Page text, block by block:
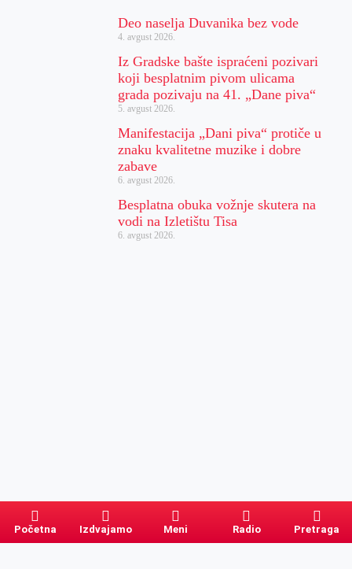
Deo naselja Duvanika bez vode
4. avgust 2026.
Iz Gradske bašte ispraćeni pozivari
koji besplatnim pivom ulicama
grada pozivaju na 41. „Dane piva“
5. avgust 2026.
Manifestacija „Dani piva“ protiče u
znaku kvalitetne muzike i dobre
zabave
6. avgust 2026.
Besplatna obuka vožnje skutera na
vodi na Izletištu Tisa
6. avgust 2026.
Početna Izdvajamo Meni Radio Pretraga